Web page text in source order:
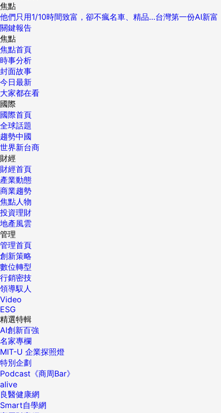
焦點
他們只用1/10時間致富，卻不瘋名車、精品…台灣第一份AI新富
關鍵報告
焦點
焦點首頁
時事分析
封面故事
今日最新
大家都在看
國際
國際首頁
全球話題
趨勢中國
世界新台商
財經
財經首頁
產業動態
商業趨勢
焦點人物
投資理財
地產風雲
管理
管理首頁
創新策略
數位轉型
行銷密技
領導馭人
Video
ESG
精選特輯
AI創新百強
名家專欄
MIT-U 企業探照燈
特別企劃
Podcast《商周Bar》
alive
良醫健康網
Smart自學網